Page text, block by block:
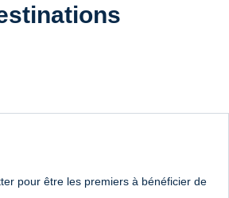
pour être les premiers à bénéficier de